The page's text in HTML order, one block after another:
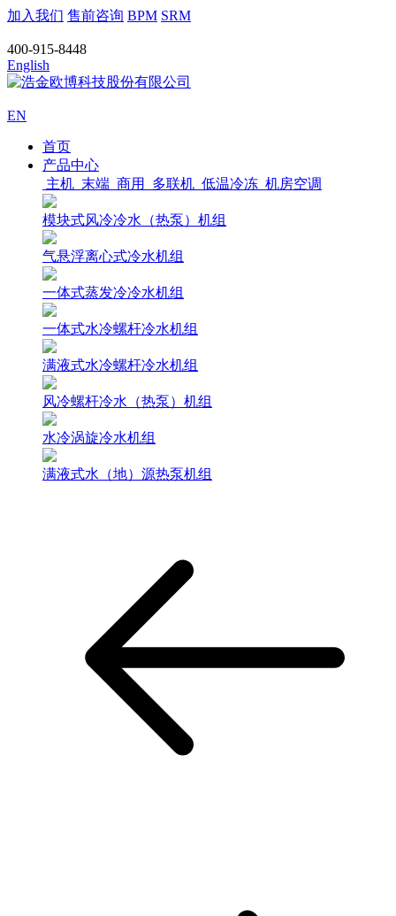
加入我们 售前咨询 BPM SRM
400-915-8448
English
EN
首页
产品中心
主机 末端 商用 多联机 低温冷冻 机房空调
模块式风冷冷水（热泵）机组
气悬浮离心式冷水机组
一体式蒸发冷冷水机组
一体式水冷螺杆冷水机组
满液式水冷螺杆冷水机组
风冷螺杆冷水（热泵）机组
水冷涡旋冷水机组
满液式水（地）源热泵机组